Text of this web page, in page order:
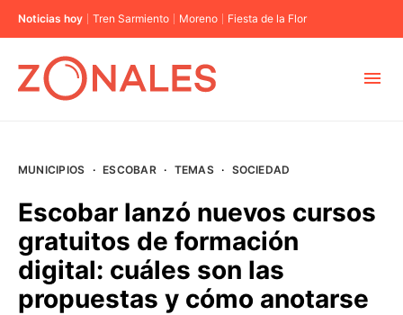
Noticias hoy Tren Sarmiento Moreno Fiesta de la Flor
BUENOS AIRES
PROVINCIAS
MUNICIPIOS · ESCOBAR · TEMAS · SOCIEDAD
Escobar lanzó nuevos cursos
gratuitos de formación
digital: cuáles son las
propuestas y cómo anotarse